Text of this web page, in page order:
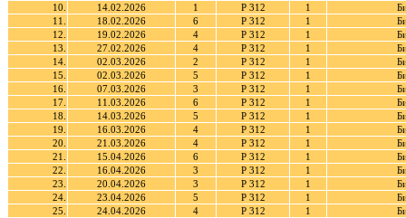
10.
14.02.2026 1 Р 312 1
11.
18.02.2026 6 Р 312 1
12.
19.02.2026 4 Р 312 1
13.
27.02.2026 4 Р 312 1
14.
02.03.2026 2 Р 312 1
15.
02.03.2026 5 Р 312 1
16.
07.03.2026 3 Р 312 1
17.
11.03.2026 6 Р 312 1
18.
14.03.2026 5 Р 312 1
19.
16.03.2026 4 Р 312 1
20.
21.03.2026 4 Р 312 1
21.
15.04.2026 6 Р 312 1
22.
16.04.2026 3 Р 312 1
23.
20.04.2026 3 Р 312 1
24.
23.04.2026 5 Р 312 1
25.
24.04.2026 4 Р 312 1